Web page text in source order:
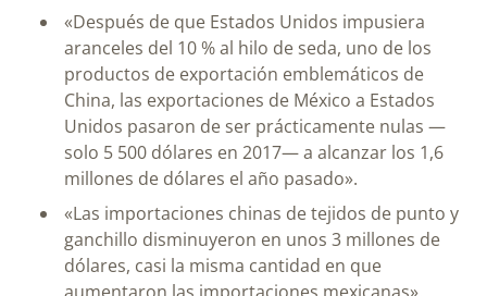
«Después de que Estados Unidos impusiera
aranceles del 10 % al hilo de seda, uno de los
productos de exportación emblemáticos de
China, las exportaciones de México a Estados
Unidos pasaron de ser prácticamente nulas —
solo 5 500 dólares en 2017— a alcanzar los 1,6
millones de dólares el año pasado».
«Las importaciones chinas de tejidos de punto y
ganchillo disminuyeron en unos 3 millones de
dólares, casi la misma cantidad en que